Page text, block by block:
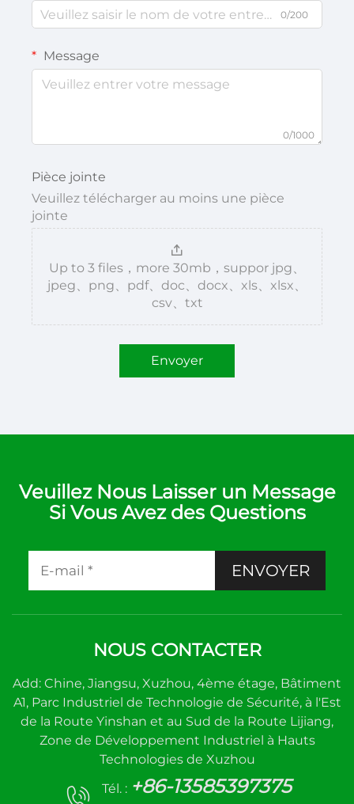
0/200
Message
0/1000
Pièce jointe
Veuillez télécharger au moins une pièce
jointe
Up to 3 files，more 30mb，suppor jpg、
jpeg、png、pdf、doc、docx、xls、xlsx、
csv、txt
Envoyer
Veuillez Nous Laisser un Message
Si Vous Avez des Questions
ENVOYER
NOUS CONTACTER
Add: Chine, Jiangsu, Xuzhou, 4ème étage, Bâtiment
A1, Parc Industriel de Technologie de Sécurité, à l'Est
de la Route Yinshan et au Sud de la Route Lijiang,
Zone de Développement Industriel à Hauts
Technologies de Xuzhou
Tél. : +86-13585397375